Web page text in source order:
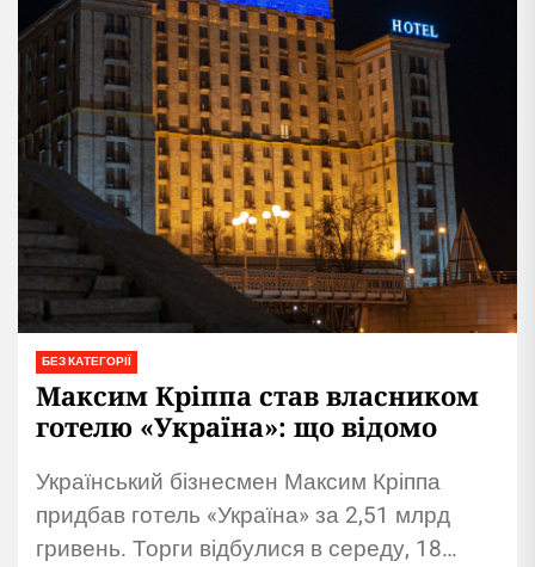
БЕЗ КАТЕГОРІЇ
Максим Кріппа став власником
готелю «Україна»: що відомо
Український бізнесмен Максим Кріппа
придбав готель «Україна» за 2,51 млрд
гривень. Торги відбулися в середу, 18